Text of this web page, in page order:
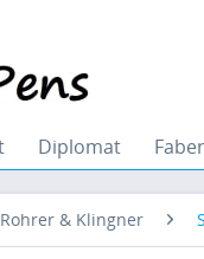
Diplomat
Rohrer & Klingner